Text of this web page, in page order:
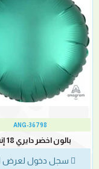
ANG-36798
بالون اخضر دايري 18 إنش
سجل دخول لعرض